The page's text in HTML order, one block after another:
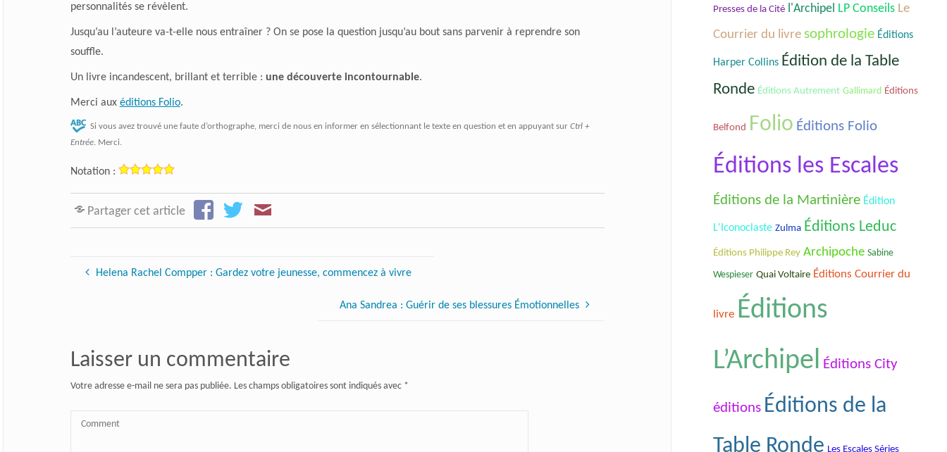
personnalités se révèlent.
Jusqu’au l’auteure va-t-elle nous entraîner ? On se pose la question jusqu’au bout sans parvenir à reprendre son
souffle.
Un livre incandescent, brillant et terrible : une découverte incontournable.
Merci aux éditions Folio.
Si vous avez trouvé une faute d’orthographe, merci de nous en informer en sélectionnant le texte en question et en appuyant sur Ctrl +
Entrée. Merci.
Notation :
Partager cet article
Helena Rachel Compper : Gardez votre jeunesse, commencez à vivre
Ana Sandrea : Guérir de ses blessures Émotionnelles
Laisser un commentaire
Votre adresse e-mail ne sera pas publiée. Les champs obligatoires sont indiqués avec *
Presses de la Cité l'Archipel LP Conseils Le
Courrier du livre sophrologie Éditions
Harper Collins Édition de la Table
Ronde Éditions Autrement Gallimard Éditions
Belfond Folio Éditions Folio
Éditions les Escales
Éditions de la Martinière Édition
L'Iconoclaste Zulma Éditions Leduc
Éditions Philippe Rey Archipoche Sabine
Wespieser Quai Voltaire Éditions Courrier du
livre Éditions
L’Archipel Éditions City
éditions Éditions de la
Table Ronde Les Escales Séries